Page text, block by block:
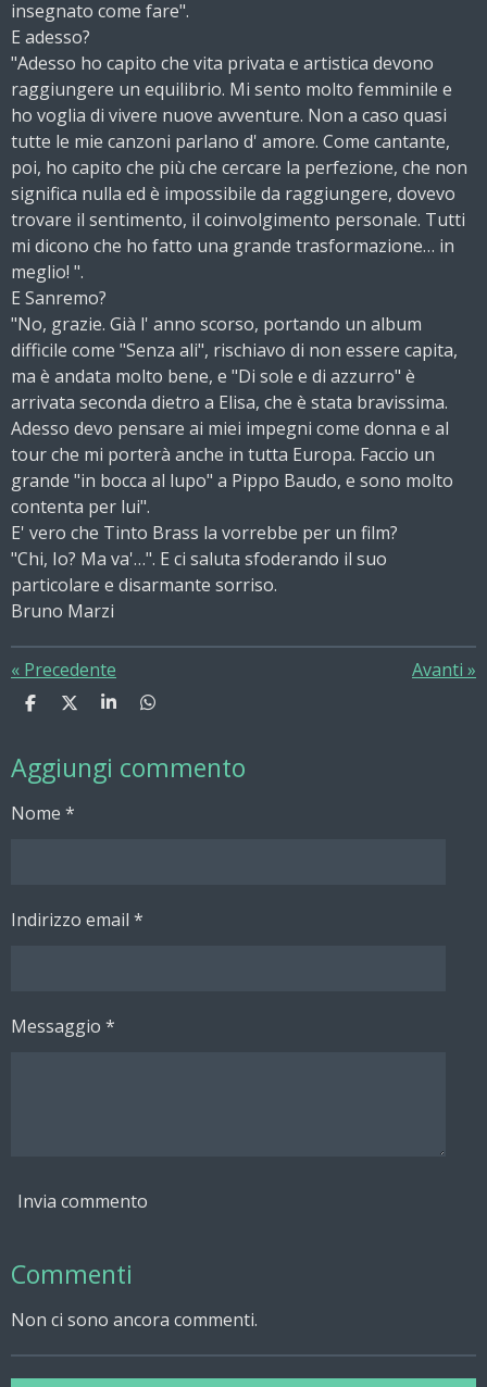
insegnato come fare".
E adesso?
"Adesso ho capito che vita privata e artistica devono
raggiungere un equilibrio. Mi sento molto femminile e
ho voglia di vivere nuove avventure. Non a caso quasi
tutte le mie canzoni parlano d' amore. Come cantante,
poi, ho capito che più che cercare la perfezione, che non
significa nulla ed è impossibile da raggiungere, dovevo
trovare il sentimento, il coinvolgimento personale. Tutti
mi dicono che ho fatto una grande trasformazione… in
meglio! ".
E Sanremo?
"No, grazie. Già l' anno scorso, portando un album
difficile come "Senza ali", rischiavo di non essere capita,
ma è andata molto bene, e "Di sole e di azzurro" è
arrivata seconda dietro a Elisa, che è stata bravissima.
Adesso devo pensare ai miei impegni come donna e al
tour che mi porterà anche in tutta Europa. Faccio un
grande "in bocca al lupo" a Pippo Baudo, e sono molto
contenta per lui".
E' vero che Tinto Brass la vorrebbe per un film?
"Chi, Io? Ma va'…". E ci saluta sfoderando il suo
particolare e disarmante sorriso.
Bruno Marzi
« Precedente Avanti »
C
d
i
i
C
d
i
i
C
d
i
C
d
i
Aggiungi commento
Nome *
Indirizzo email *
Messaggio *
Invia commento
Commenti
Non ci sono ancora commenti.